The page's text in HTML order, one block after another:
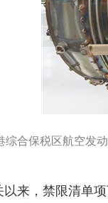
综合保税区航空发
来，禁限清单